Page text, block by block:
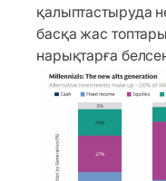
қалыптастыруда
басқа жас
нарықтарға